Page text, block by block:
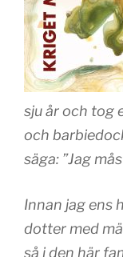
sju år och tog
och
säga: ”Jag
Innan jag ens
dotter med
så i den här